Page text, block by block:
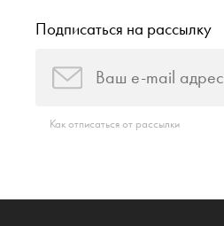
Подписаться на рассылку
Как отписаться от рассылки